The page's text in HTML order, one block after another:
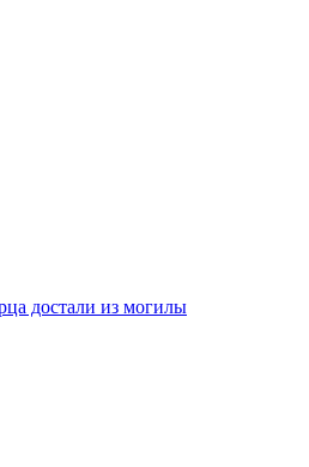
достали из могилы